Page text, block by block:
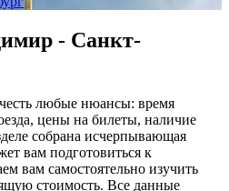
- Санкт-
любые нюансы: время
цены на билеты, наличие
собрана исчерпывающая
вам подготовиться к
вам самостоятельно изучить
стоимость. Все данные